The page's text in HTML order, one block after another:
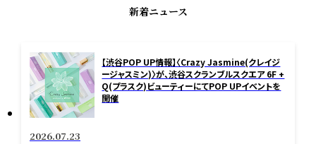
新着ニュース
【渋谷POP UP情報】〈Crazy Jasmine(クレイジ
ージャスミン)〉が、渋谷スクランブルスクエア 6F +
Q(プラスク)ビューティーにてPOP UPイベントを
開催
2026.07.23